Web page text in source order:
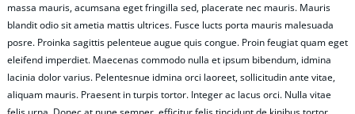
massa mauris, acumsana eget fringilla sed, placerate nec mauris. Mauris
blandit odio sit ametia mattis ultrices. Fusce lucts porta mauris malesuada
posre. Proinka sagittis pelenteue augue quis congue. Proin feugiat quam eget
eleifend imperdiet. Maecenas commodo nulla et ipsum bibendum, idmina
lacinia dolor varius. Pelentesnue idmina orci laoreet, sollicitudin ante vitae,
aliquam mauris. Praesent in turpis tortor. Integer ac lacus orci. Nulla vitae